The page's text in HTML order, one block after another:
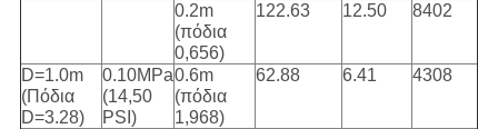
0.2m
(πόδια
0,656)
122.63 12.50 8402
D=1.0m
(Πόδια
D=3.28)
0.10MPa
(14,50
PSI)
0.6m
(πόδια
1,968)
62.88 6.41 4308